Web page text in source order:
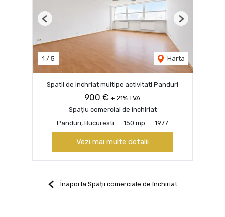
1 / 5 Harta
Previous Next
Spatii de inchriat multipe activitati Panduri
900 € + 21% TVA
Spațiu comercial de închiriat
Panduri, Bucuresti
150 mp 1977
Vezi mai multe detalii
Înapoi la Spații comerciale de închiriat